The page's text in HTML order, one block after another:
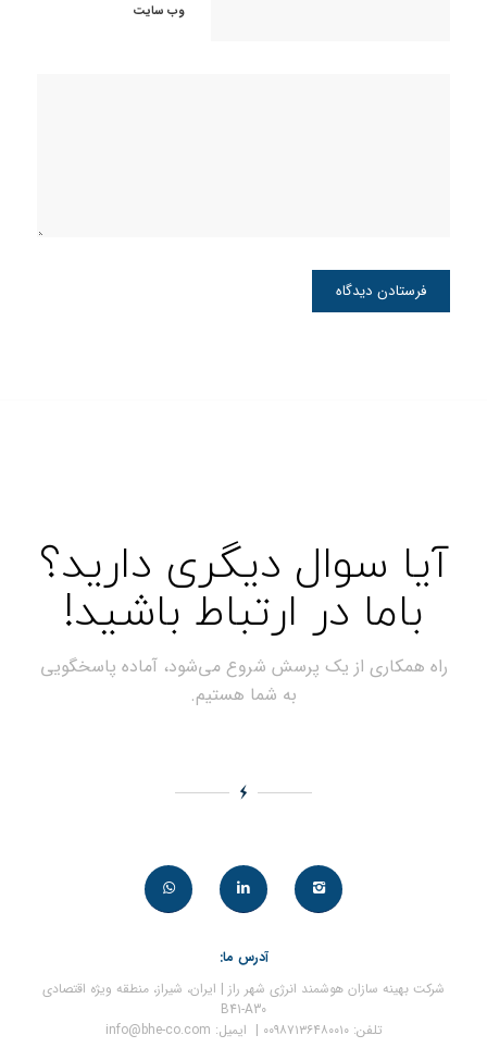
وب‌ سایت
آیا سوال دیگری دارید؟
باما در ارتباط باشید!
راه همکاری از یک پرسش شروع می‌شود، آماده پاسخگویی
به شما هستیم.
آدرس ما:
شرکت بهینه سازان هوشمند انرژی شهر راز | ایران، شیراز، منطقه ویژه اقتصادی
B41-A30
تلفن: ۰۰۹۸۷۱۳۶۴۸۰۰۱۰ | ایمیل: info@bhe-co.com